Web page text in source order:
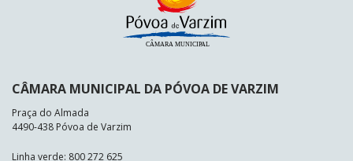
CÂMARA MUNICIPAL DA PÓVOA DE VARZIM
Praça do Almada
4490-438 Póvoa de Varzim
Linha verde: 800 272 625